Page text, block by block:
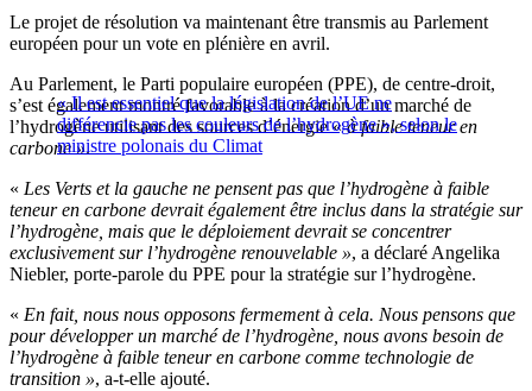
Le projet de résolution va maintenant être transmis au Parlement
européen pour un vote en plénière en avril.
« Il est essentiel que la législation de l’UE ne
différencie pas les couleurs de l’hydrogène », selon le
ministre polonais du Climat
Au Parlement, le Parti populaire européen (PPE), de centre-droit,
s’est également montré favorable à la création d’un marché de
l’hydrogène utilisant des sources d’énergie «à faible teneur en
carbone ».
« Les Verts et la gauche ne pensent pas que l’hydrogène à faible
teneur en carbone devrait également être inclus dans la stratégie sur
l’hydrogène, mais que le déploiement devrait se concentrer
exclusivement sur l’hydrogène renouvelable », a déclaré Angelika
Niebler, porte-parole du PPE pour la stratégie sur l’hydrogène.
« En fait, nous nous opposons fermement à cela. Nous pensons que
pour développer un marché de l’hydrogène, nous avons besoin de
l’hydrogène à faible teneur en carbone comme technologie de
transition », a-t-elle ajouté.